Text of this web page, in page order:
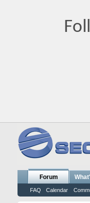
Forum
FAQ Calendar